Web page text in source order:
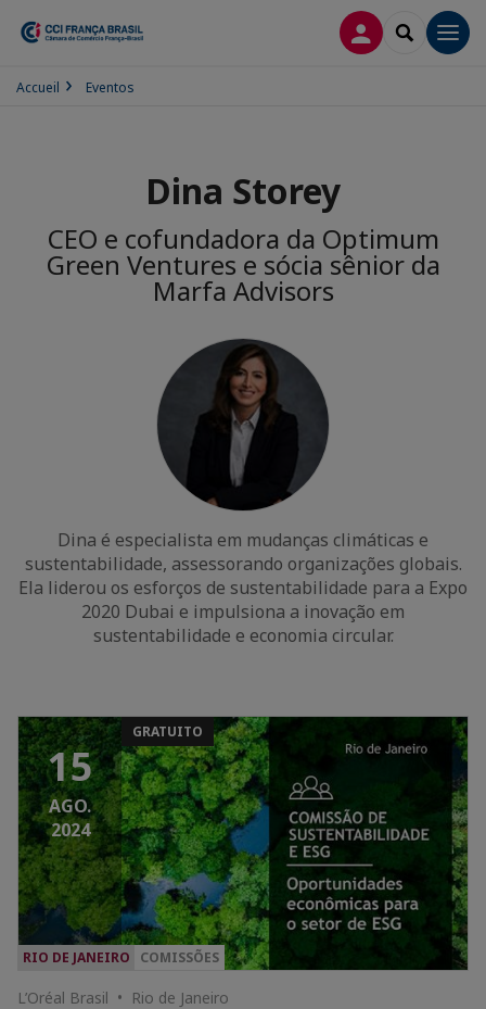
CONEXÃOSEARCH
Accueil Eventos
Dina Storey
CEO e cofundadora da Optimum
Green Ventures e sócia sênior da
Marfa Advisors
Dina é especialista em mudanças climáticas e
sustentabilidade, assessorando organizações globais.
Ela liderou os esforços de sustentabilidade para a Expo
2020 Dubai e impulsiona a inovação em
sustentabilidade e economia circular.
15
AGO.
2024
GRATUITO
RIO DE JANEIRO COMISSÕES
L’Oréal Brasil • Rio de Janeiro